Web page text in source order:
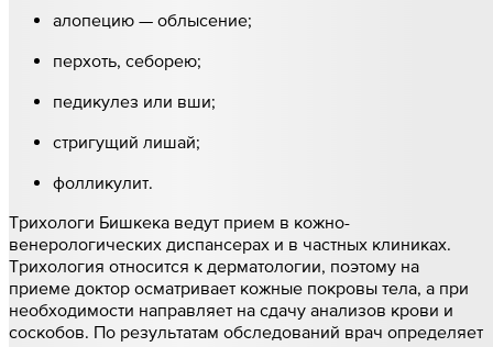
алопецию — облысение;
перхоть, себорею;
педикулез или вши;
стригущий лишай;
фолликулит.
Трихологи Бишкека ведут прием в кожно-
венерологических диспансерах и в частных клиниках.
Трихология относится к дерматологии, поэтому на
приеме доктор осматривает кожные покровы тела, а при
необходимости направляет на сдачу анализов крови и
соскобов. По результатам обследований врач определяет